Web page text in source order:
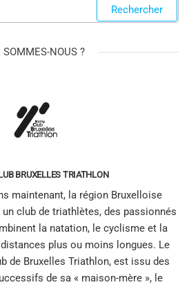
SOMMES-NOUS ?
BRUXELLES TRIATHLON
maintenant, la région Bruxelloise
club de triathlètes, des passionnés
la natation, le cyclisme et la
plus ou moins longues. Le
de Bruxelles Triathlon, est issu des
de sa « maison-mère », le